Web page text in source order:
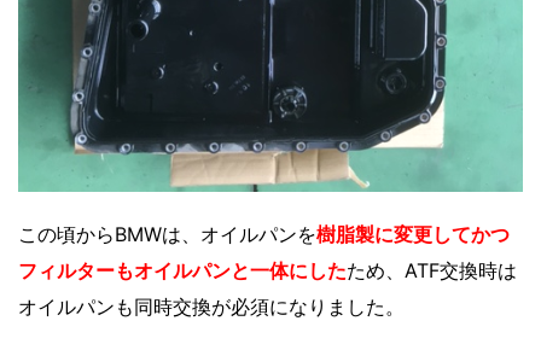
この頃からBMWは、オイルパンを樹脂製に変更してかつ
フィルターもオイルパンと一体にしたため、ATF交換時は
オイルパンも同時交換が必須になりました。